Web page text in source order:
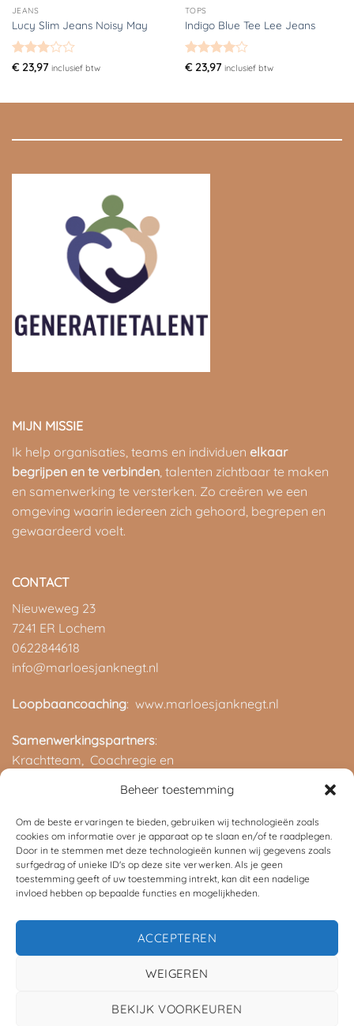
Beheer toestemming
Om de beste ervaringen te bieden, gebruiken wij technologieën zoals
cookies om informatie over je apparaat op te slaan en/of te raadplegen.
Door in te stemmen met deze technologieën kunnen wij gegevens zoals
surfgedrag of unieke ID's op deze site verwerken. Als je geen
toestemming geeft of uw toestemming intrekt, kan dit een nadelige
invloed hebben op bepaalde functies en mogelijkheden.
ACCEPTEREN
WEIGEREN
BEKIJK VOORKEUREN
JEANS
Lucy Slim Jeans Noisy May
Gewaardeerd
€23,97 inclusief btw
TOPS
Indigo Blue Tee Lee Jeans
Gewaardeerd
€23,97 inclusief btw
MIJN MISSIE
Ik help organisaties, teams en individuen elkaar
begrijpen en te verbinden, talenten zichtbaar te maken
en samenwerking te versterken. Zo creëren we een
omgeving waarin iedereen zich gehoord, begrepen en
gewaardeerd voelt.
CONTACT
Nieuweweg 23
7241 ER Lochem
0622844618
info@marloesjanknegt.nl
Loopbaancoaching: www.marloesjanknegt.nl
Samenwerkingspartners:
Krachtteam, Coachregie en
2026 UX Themes